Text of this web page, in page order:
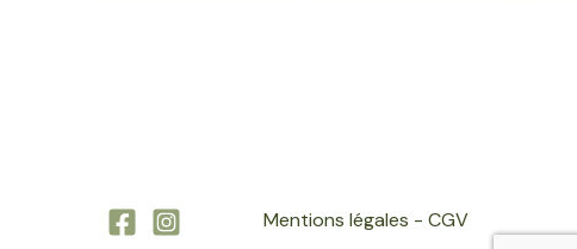
Mentions légales - CGV